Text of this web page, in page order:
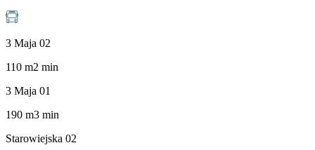
3 Maja 02
110 m2 min
3 Maja 01
190 m3 min
Starowiejska 02